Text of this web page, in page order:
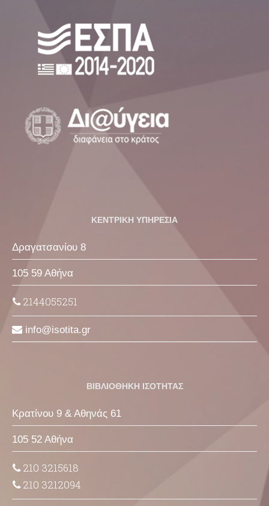
ΚΕΝΤΡΙΚΗ ΥΠΗΡΕΣΙΑ
Δραγατσανίου 8
105 59 Αθήνα
2144055251
info isotita gr
ΒΙΒΛΙΟΘΗΚΗ ΙΣΟΤΗΤΑΣ
Κρατίνου 9 & Αθηνάς 61
105 52 Αθήνα
210 3215618
210 3212094